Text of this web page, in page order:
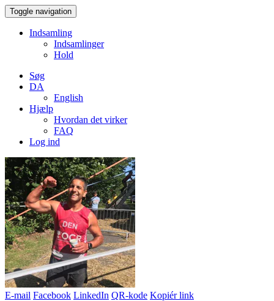
Toggle navigation
Indsamling
Indsamlinger
Hold
Søg
DA
English
Hjælp
Hvordan det virker
FAQ
Log ind
E-mail Facebook LinkedIn QR-kode Kopiér link